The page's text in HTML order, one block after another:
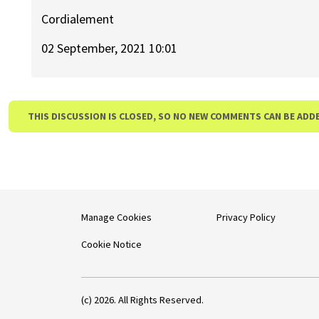
Cordialement
02 September, 2021 10:01
THIS DISCUSSION IS CLOSED, SO NO NEW COMMENTS CAN BE
Manage Cookies
Cookie Notice
Privacy Policy
(c) 2026. All Rights Reserved.